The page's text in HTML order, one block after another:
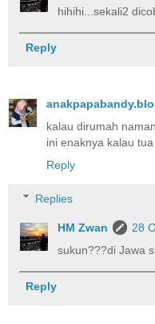
hihihi...sekali2
Reply
kalau dirumah
ini enaknya kalau
Reply
Replies
HM Zwan
28
sukun???di Jawa
Reply